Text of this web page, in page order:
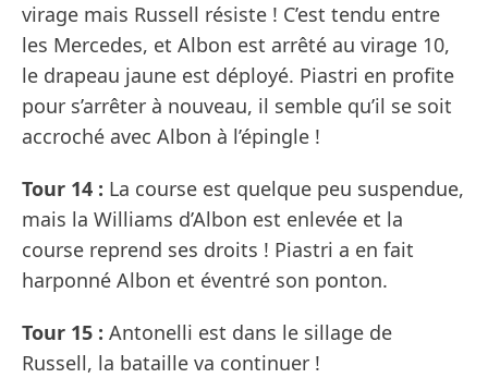
virage mais Russell résiste ! C’est tendu entre
les Mercedes, et Albon est arrêté au virage 10,
le drapeau jaune est déployé. Piastri en profite
pour s’arrêter à nouveau, il semble qu’il se soit
accroché avec Albon à l’épingle !
Tour 14 : La course est quelque peu suspendue,
mais la Williams d’Albon est enlevée et la
course reprend ses droits ! Piastri a en fait
harponné Albon et éventré son ponton.
Tour 15 : Antonelli est dans le sillage de
Russell, la bataille va continuer !